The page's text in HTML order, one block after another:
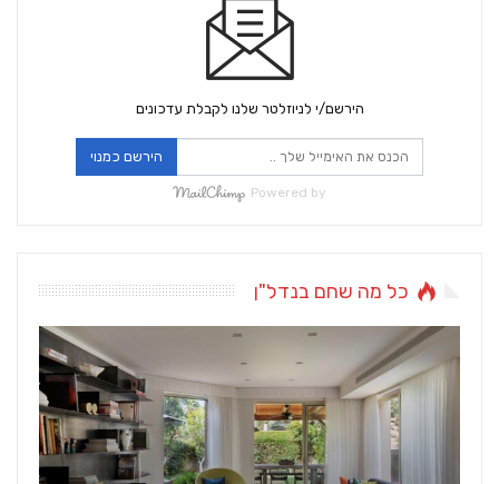
הירשם/י לניוזלטר שלנו לקבלת עדכונים
הירשם כמנוי
Powered by
כל מה שחם בנדל"ן